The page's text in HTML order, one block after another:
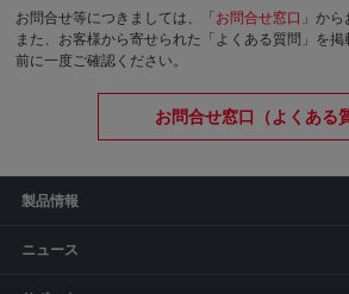
お問合せ等につきましては、「 お問合せ窓口 」から
また、お客様から寄せられた「よくある質問」を
前に一度ご確認ください。
お問合せ窓口（よくある
製品情報
ニュース